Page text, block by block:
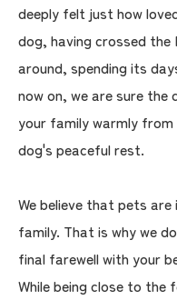
deeply felt just how
dog, having crossed the
around, spending its
now on, we are sure
your family warmly
dog's peaceful rest.
We believe that pets
family. That is why we
final farewell with your
While being close to the